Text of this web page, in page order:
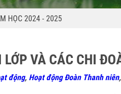
HỌC 2024 - 2025
VÀ CÁC CHI
động, Hoạt động Đoàn Thanh niên,